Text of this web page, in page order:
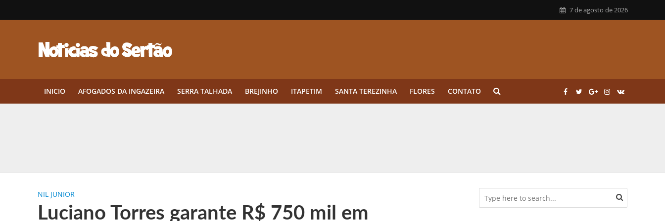
7 de agosto de 2026
INICIO AFOGADOS DA INGAZEIRA SERRA TALHADA BREJINHO ITAPETIM SANTA TEREZINHA FLORES CONTATO
Twin lança torneio semanal “Mestres das Rodadas” focado em multiplicadores
NIL JUNIOR
Luciano Torres garante R$ 750 mil em